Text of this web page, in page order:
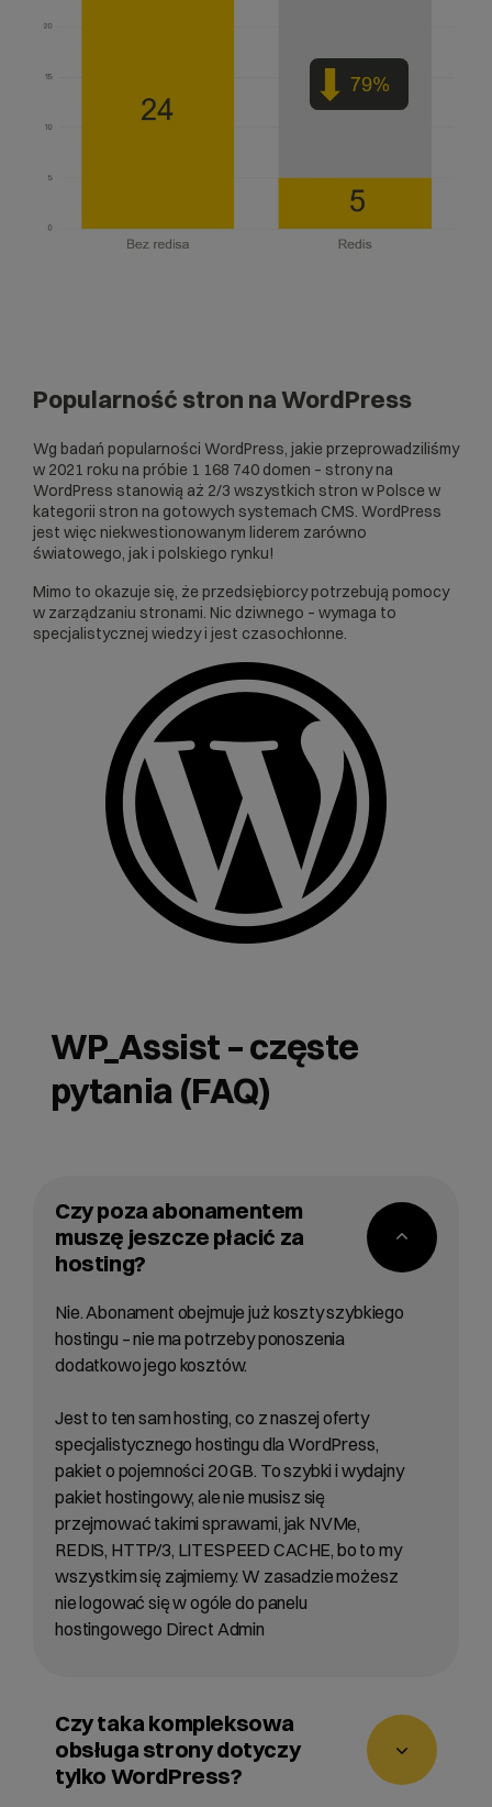
Popularność stron na WordPress
Wg badań popularności WordPress, jakie przeprowadziliśmy
w 2021 roku na próbie 1 168 740 domen – strony na
WordPress stanowią aż 2/3 wszystkich stron w Polsce w
kategorii stron na gotowych systemach CMS. WordPress
jest więc niekwestionowanym liderem zarówno
światowego, jak i polskiego rynku!
Mimo to okazuje się, że przedsiębiorcy potrzebują pomocy
w zarządzaniu stronami. Nic dziwnego – wymaga to
specjalistycznej wiedzy i jest czasochłonne.
WP_Assist – częste
pytania (FAQ)
Czy poza abonamentem
muszę jeszcze płacić za
hosting?
Nie. Abonament obejmuje już koszty szybkiego
hostingu – nie ma potrzeby ponoszenia
dodatkowo jego kosztów.
Jest to ten sam hosting, co z naszej oferty
specjalistycznego hostingu dla WordPress,
pakiet o pojemności 20 GB. To szybki i wydajny
pakiet hostingowy, ale nie musisz się
przejmować takimi sprawami, jak NVMe,
REDIS, HTTP/3, LITESPEED CACHE, bo to my
wszystkim się zajmiemy. W zasadzie możesz
nie logować się w ogóle do panelu
hostingowego Direct Admin
Czy taka kompleksowa
obsługa strony dotyczy
tylko WordPress?